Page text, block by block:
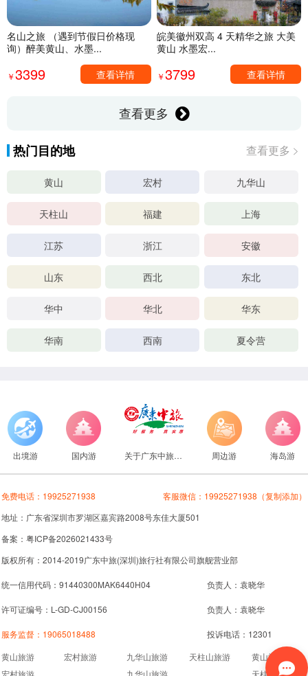
名山之旅 （遇到节假日价格现
询）醉美黄山、水墨...
￥3399 查看详情
皖美徽州双高 4 天精华之旅 大美
黄山 水墨宏...
￥3799 查看详情
查看更多
热门目的地 查看更多
黄山 宏村 九华山
天柱山 福建 上海
江苏 浙江 安徽
山东 西北 东北
华中 华北 华东
华南 西南 夏令营
出境游 国内游 关于广东中旅旅行社 周边游 海岛游
免费电话： 19925271938 客服微信： 19925271938 （复制添加）
地址：广东省深圳市罗湖区嘉宾路2008号东佳大厦501
备案：粤ICP备2026021433号
版权所有：2014-2019广东中旅(深圳)旅行社有限公司旗舰营业部
统一信用代码：91440300MAK6440H04 负责人：袁晓华
许可证编号：L-GD-CJ00156 负责人：袁晓华
服务监督： 19065018488
投诉电话：12301
黄山旅游
宏村旅游 九华山旅游 天柱山旅游
黄山旅游
宏村旅游
九华山旅游 天柱山旅游